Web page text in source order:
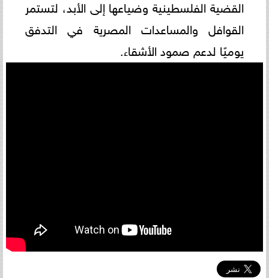
القضية الفلسطينية وضياعها إلى الأبد، لتستمر
القوافل والمساعدات المصرية في التدفق
يوميًا لدعم صمود الأشقاء.